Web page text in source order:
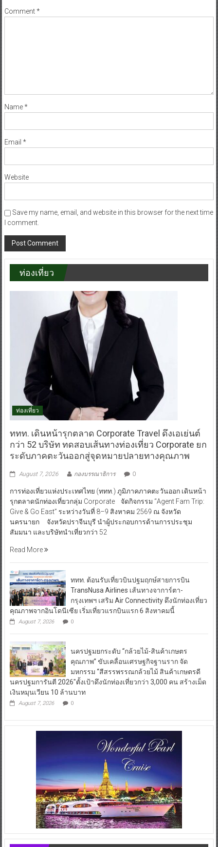
Comment*
Name*
Email *
Website
Save my name, email, and website in this browser for the next time
I comment.
ท่องเที่ยว
ท่องเที่ยว
ททท. เดินหน้ารุกตลาด Corporate Travel ดึงเอเย่นต์
กว่า 52 บริษัท ทดสอบเส้นทางท่องเที่ยว Corporate ยก
ระดับภาคตะวันออกสู่จุดหมายปลายทางคุณภาพ
August 7, 2026 กองบรรณาธิการ 0
การท่องเที่ยวแห่งประเทศไทย (ททท.) ภูมิภาคภาคตะวันออก เดินหน้า
รุกตลาดนักท่องเที่ยวกลุ่ม Corporate จัดกิจกรรม “Agent Fam Trip:
Give & Go East” ระหว่างวันที่ 8–9 สิงหาคม 2569 ณ จังหวัด
นครนายก จังหวัดปราจีนบุรี นำผู้ประกอบการด้านการประชุม
สัมมนา และบริษัทนำเที่ยวกว่า 52
Read More
ททท. ต้อนรับเที่ยวบินปฐมฤกษ์สายการบิน
TransNusa Airlines เส้นทางจาการ์ตา-
กรุงเทพฯ เสริม Air Connectivity ดึงนักท่องเที่ยว
คุณภาพจากอินโดนีเซีย เริ่มเที่ยวแรกบินแรก 6 สิงหาคมนี้
August 7, 2026 0
นครปฐมยกระดับ “กล้วยไม้-สินค้าเกษตร
คุณภาพ” ขับเคลื่อนเศรษฐกิจฐานราก จัด
มหกรรม “สีสรรพรรณกล้วยไม้ สินค้าเกษตรดี
นครปฐมการันตี 2026″ตั้งเป้าดึงนักท่องเที่ยวกว่า 3,000 คน สร้างเม็ด
เงินหมุนเวียน 10 ล้านบาท
August 7, 2026 0